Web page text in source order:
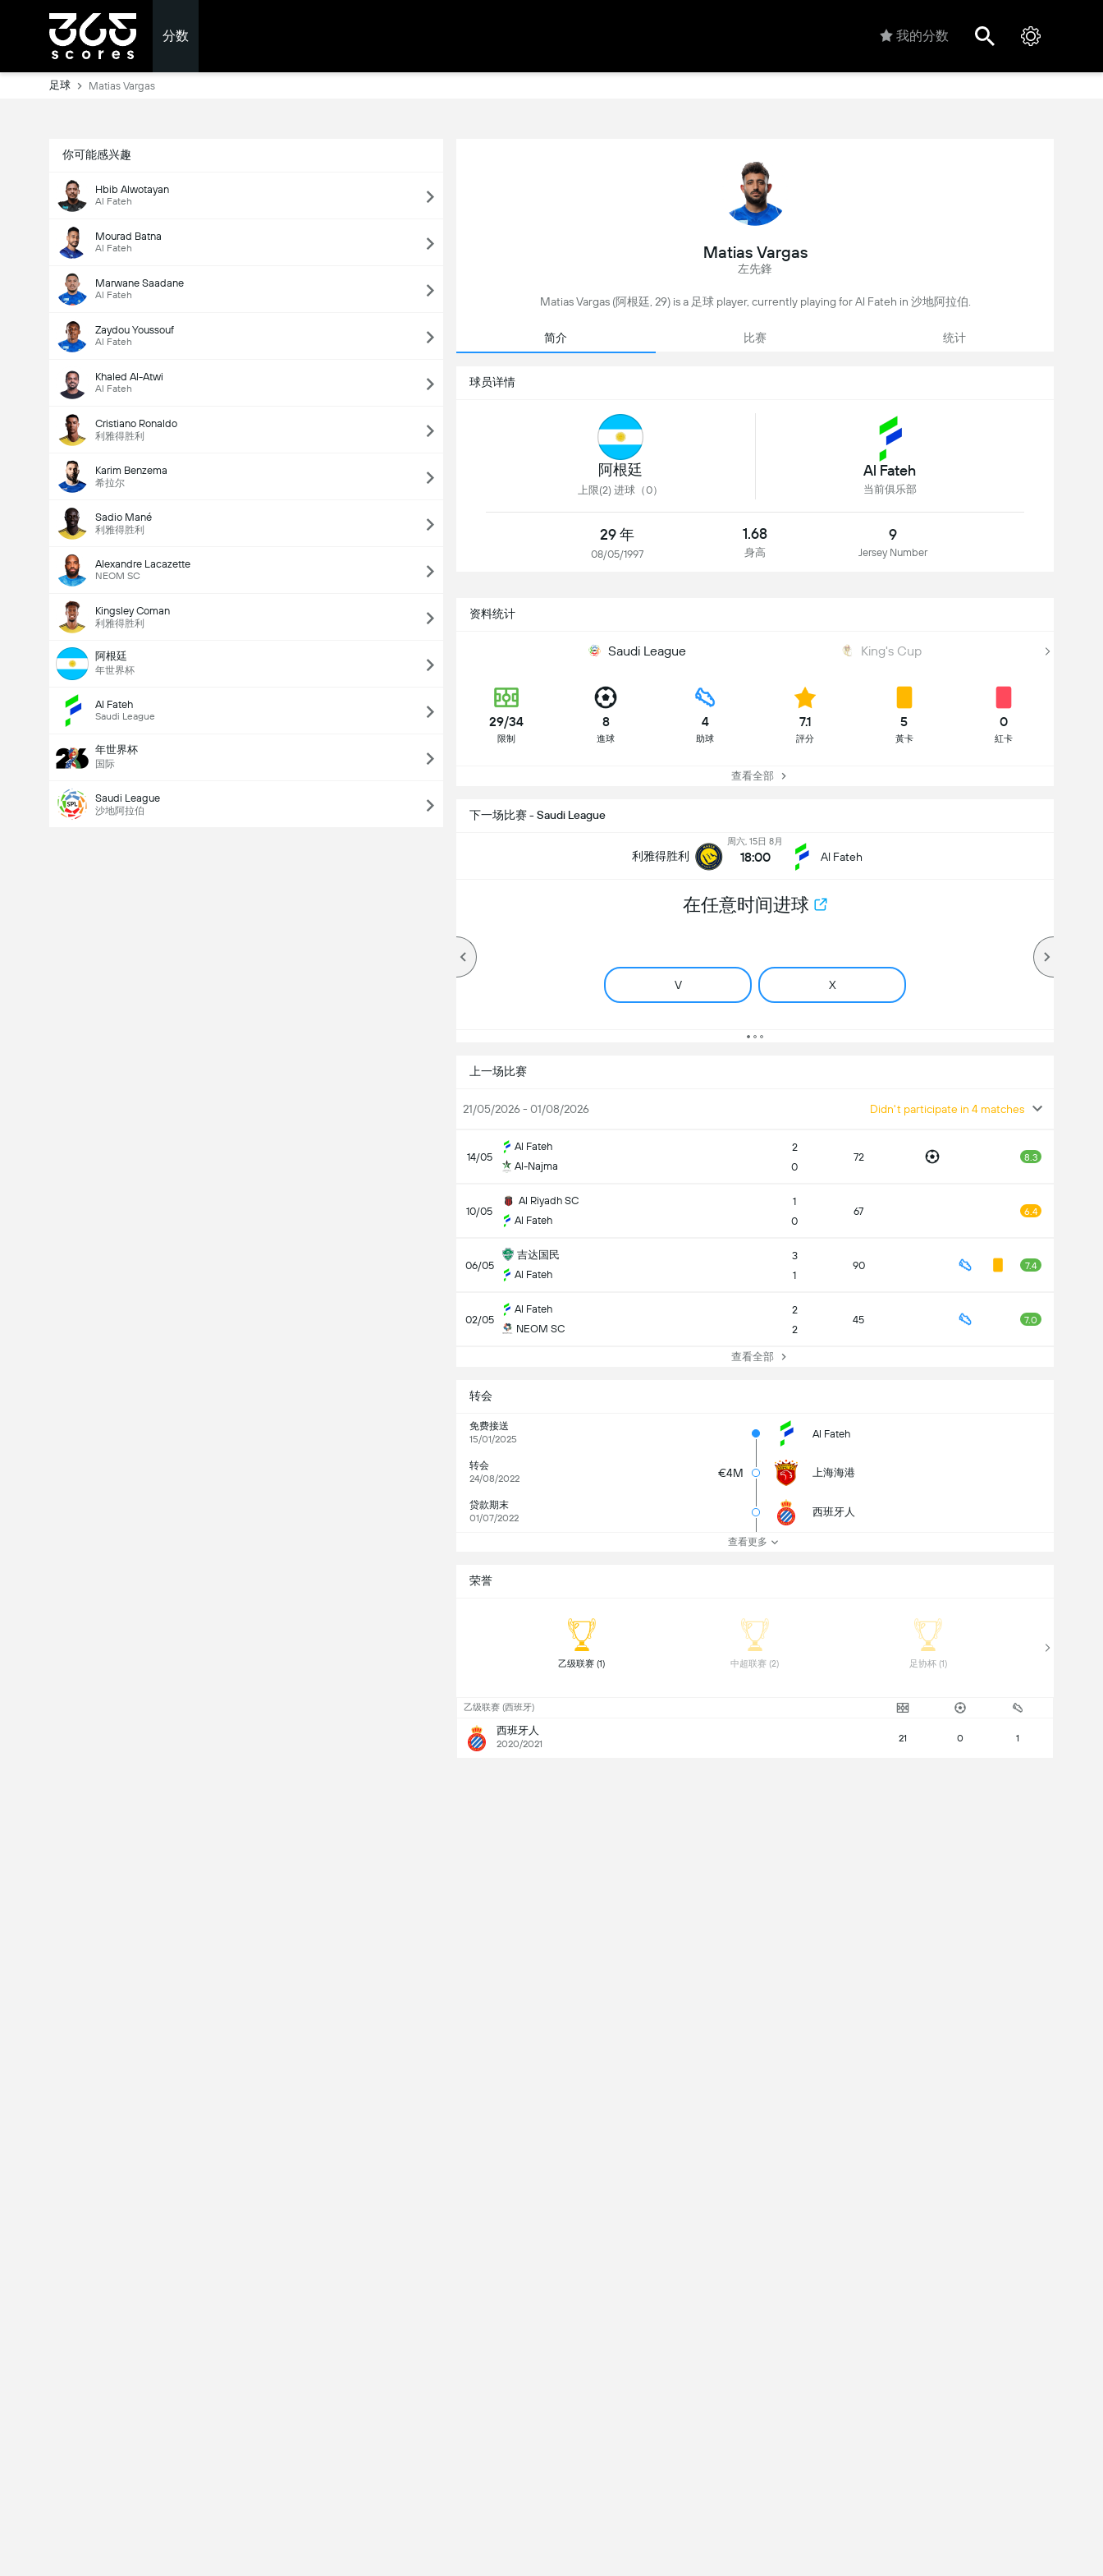
分数 我的分数
足球 Matias Vargas
你可能感兴趣
Hbib Alwotayan
Al Fateh
Mourad Batna
Al Fateh
Marwane Saadane
Al Fateh
Zaydou Youssouf
Al Fateh
Khaled Al-Atwi
Al Fateh
Cristiano Ronaldo
利雅得胜利
Karim Benzema
希拉尔
Sadio Mané
利雅得胜利
Alexandre Lacazette
NEOM SC
Kingsley Coman
利雅得胜利
阿根廷
年世界杯
Al Fateh
Saudi League
年世界杯
国际
Saudi League
沙地阿拉伯
Matias Vargas
左先鋒
Matias Vargas (阿根廷, 29) is a 足球 player, currently playing for Al Fateh in 沙地阿拉伯.
简介 比赛 统计
球员详情
阿根廷
上限(2) 进球（0）
Al Fateh
当前俱乐部
29 年
08/05/1997
1.68
身高
9
Jersey Number
资料统计
Saudi League King's Cup
29/34
限制
8
進球
4
助球
7.1
評分
5
黃卡
0
紅卡
查看全部
下一场比赛 - Saudi League
利雅得胜利
周六, 15日 8月
18:00 Al Fateh
在任意时间进球
V X
上一场比赛
21/05/2026 - 01/08/2026 Didn't participate in 4 matches
14/05
Al Fateh
Al-Najma
2
0
72 8.3
10/05
Al Riyadh SC
Al Fateh
1
0
67 6.4
06/05
吉达国民
Al Fateh
3
1
90 7.4
02/05
Al Fateh
NEOM SC
2
2
45 7.0
查看全部
转会
免费接送
15/01/2025
Al Fateh
转会
24/08/2022
€4M 上海海港
贷款期末
01/07/2022
西班牙人
查看更多
荣誉
乙级联赛 (西班牙)
西班牙人
2020/2021 21 0 1